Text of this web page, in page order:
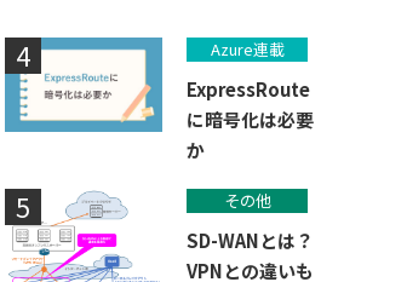
Azure連載
ExpressRoute
に暗号化は必要
か
その他
SD-WANとは？
VPNとの違いも